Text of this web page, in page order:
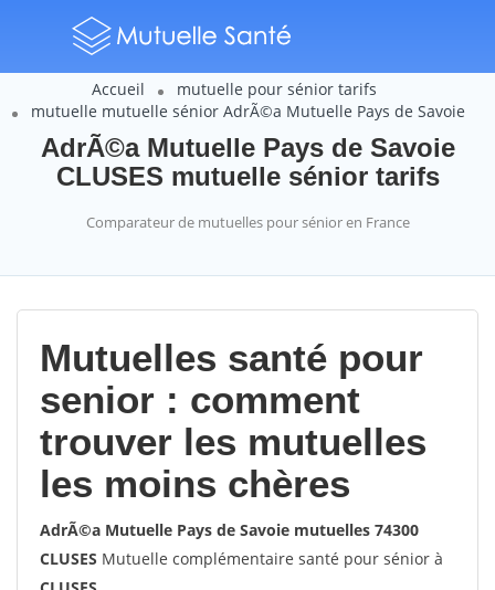
Accueil
mutuelle pour sénior tarifs
mutuelle mutuelle sénior AdrÃ©a Mutuelle Pays de Savoie
AdrÃ©a Mutuelle Pays de Savoie
CLUSES mutuelle sénior tarifs
Comparateur de mutuelles pour sénior en France
Mutuelles santé pour
senior : comment
trouver les mutuelles
les moins chères
AdrÃ©a Mutuelle Pays de Savoie mutuelles 74300
CLUSES Mutuelle complémentaire santé pour sénior à